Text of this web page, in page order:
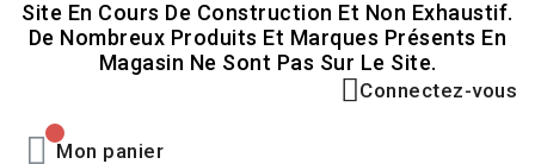
Site En Cours De Construction Et Non Exhaustif.
De Nombreux Produits Et Marques Présents En
Magasin Ne Sont Pas Sur Le Site.
Connectez-vous
Mon panier